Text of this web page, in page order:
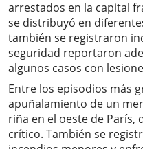
arrestados en la capital
se distribuyó en
también se registraron
seguridad reportaron
algunos casos con
Entre los episodios más
apuñalamiento de un
riña en el oeste de París,
crítico. También se